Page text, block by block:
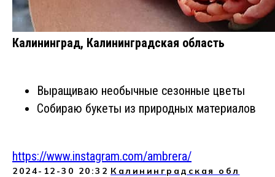
Калининград, Калининградская область
Выращиваю необычные сезонные цветы
Собираю букеты из природных материалов
https://www.instagram.com/ambrera/
2024-12-30 20:32 Калининградская обл